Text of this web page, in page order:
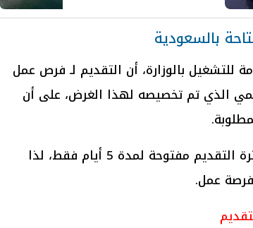
بالسعودية
للتشغيل بالوزارة، أن التقديم لـ فرص عمل
الذي تم تخصيصه لهذا الغرض، على أن
مدة التقديم: من المقرر أن تظل فترة التقديم مفتوحة لمدة 5 أيام فقط، لذا
عمل.